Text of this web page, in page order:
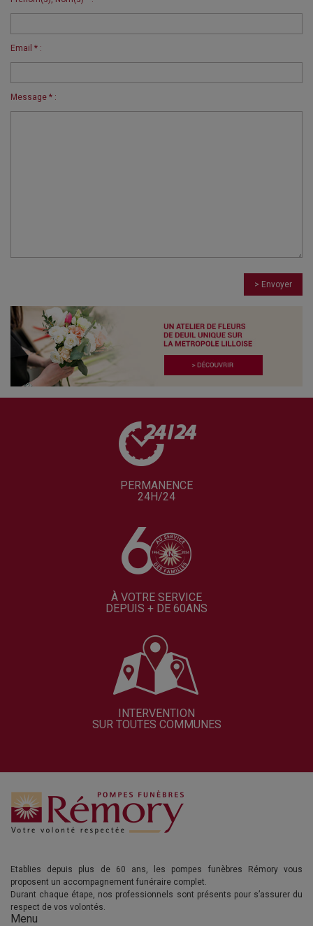
Email * :
Message * :
> Envoyer
PERMANENCE
24H/24
À VOTRE SERVICE
DEPUIS + DE 60ANS
INTERVENTION
SUR TOUTES COMMUNES
Etablies depuis plus de 60 ans, les pompes funèbres Rémory vous
proposent un accompagnement funéraire complet.
Durant chaque étape, nos professionnels sont présents pour s’assurer du
respect de vos volontés.
Menu